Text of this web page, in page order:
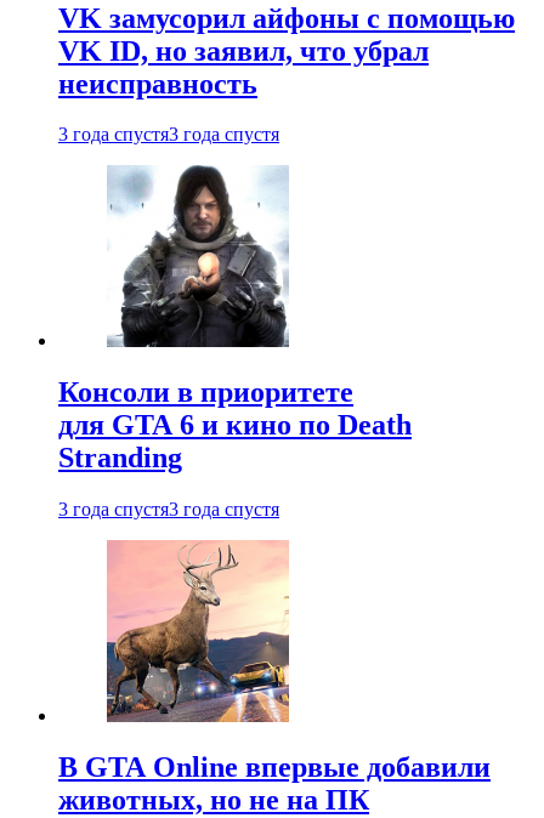
VK замусорил айфоны с помощью
VK ID, но заявил, что убрал
неисправность
3 года спустя3 года спустя
Консоли в приоритете
для GTA 6 и кино по Death
Stranding
3 года спустя3 года спустя
В GTA Online впервые добавили
животных, но не на ПК